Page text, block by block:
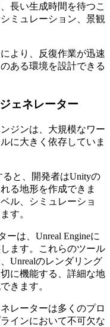
長い生成時間を待つこ
ミュレーション、景観
より、反復作業が迅速
ある環境を設計できる
ェネレーター
ジンは、大規模なワー
に大きく依存していま
と、開発者はUnityの
る地形を作成できま
ル、シミュレーショ
す。
ーは、Unreal Engineに
ます。これらのツール
Unrealのレンダリング
に機能する、詳細な地
きます。
レーターは多くのプロ
インにおいて不可欠な